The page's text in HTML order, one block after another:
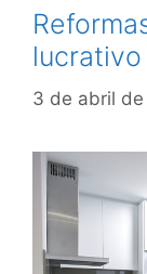
3 de abril